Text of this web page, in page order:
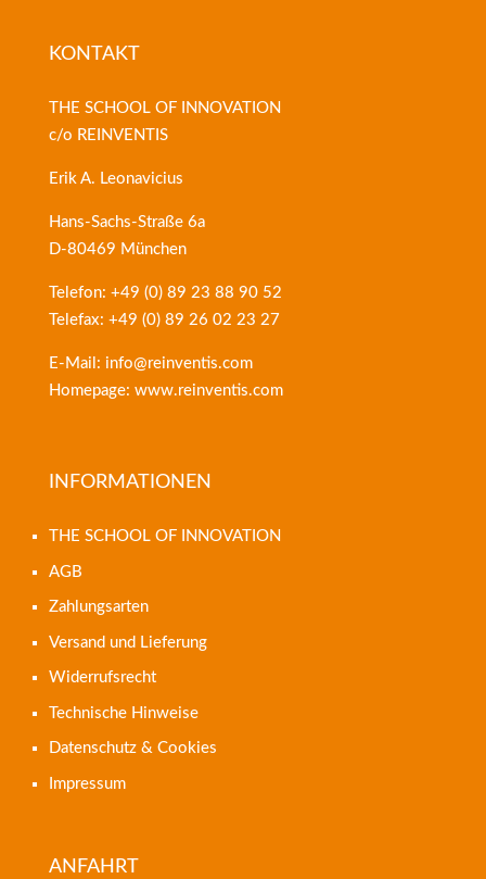
KONTAKT
THE SCHOOL OF INNOVATION
c/o REINVENTIS
Erik A. Leonavicius
Hans-Sachs-Straße 6a
D-80469 München
Telefon: +49 (0) 89 23 88 90 52
Telefax: +49 (0) 89 26 02 23 27
E-Mail: info@reinventis.com
Homepage: www.reinventis.com
INFORMATIONEN
THE SCHOOL OF INNOVATION
AGB
Zahlungsarten
Versand und Lieferung
Widerrufsrecht
Technische Hinweise
Datenschutz & Cookies
Impressum
ANFAHRT